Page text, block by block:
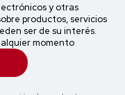
y otras
productos, servicios
ser de su interés.
momento